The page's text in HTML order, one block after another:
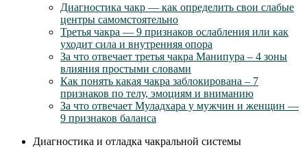
Диагностика чакр — как определить свои слабые
центры самомстоятельно
Третья чакра — 9 признаков ослабления или как
уходит сила и внутренняя опора
За что отвечает третья чакра Манипура – 4 зоны
влияния простыми словами
Как понять какая чакра заблокирована – 7
признаков по телу, эмоциям и вниманию
За что отвечает Муладхара у мужчин и женщин —
9 признаков баланса
Диагностика и отладка чакральной системы